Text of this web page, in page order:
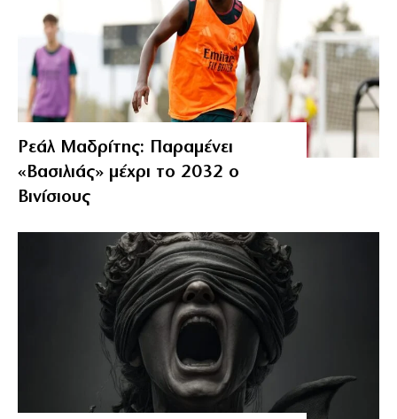
Ρεάλ Μαδρίτης: Παραμένει
«Βασιλιάς» μέχρι το 2032 ο
Βινίσιους